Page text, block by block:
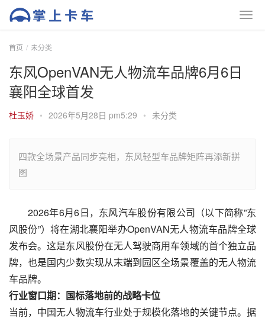
首页 未分类
东风OpenVAN无人物流车品牌6月6日
襄阳全球首发
杜玉娇 • 2026年5月28日 pm5:29 • 未分类
四款全场景产品同步亮相，东风轻型车品牌矩阵再添新拼
图
2026年6月6日，东风汽车股份有限公司（以下简称”东
风股份”）将在湖北襄阳举办OpenVAN无人物流车品牌全球
发布会。这是东风股份在无人驾驶商用车领域的首个独立品
牌，也是国内少数实现从末端到园区全场景覆盖的无人物流
车品牌。
行业窗口期：国标落地前的战略卡位
当前，中国无人物流车行业处于规模化落地的关键节点。据